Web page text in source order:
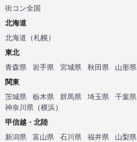
街コン全国
北海道
北海道 （札幌）
東北
青森県
岩手県 宮城県 秋田県 山形県
関東
茨城県
栃木県 群馬県 埼玉県 千葉県
神奈川県 （横浜）
甲信越・北陸
新潟県
富山県 石川県 福井県 山梨県